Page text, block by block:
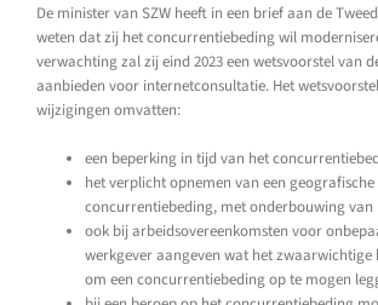
De minister van SZW heeft in een brief aan de
weten dat zij het concurrentiebeding wil
verwachting zal zij eind 2023 een wetsvoorstel van
aanbieden voor internetconsultatie. Het
wijzigingen omvatten:
een beperking in tijd van het
het verplicht opnemen van een
concurrentiebeding, met onderbouwing van
ook bij arbeidsovereenkomsten voor
werkgever aangeven wat het zwaarwichtige
om een concurrentiebeding op te mogen